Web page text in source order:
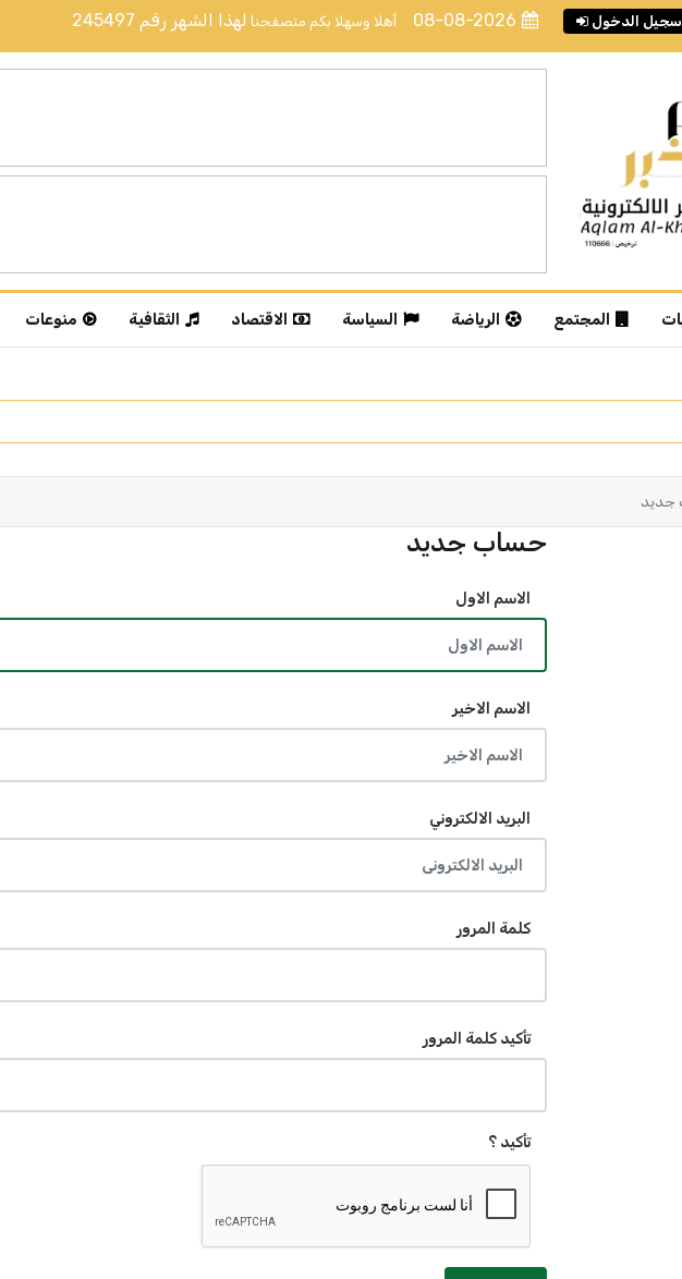
أهلا وسهلا بكم متصفحنا لهذا الشهر رقم 245497 08-08-2026 سجيل الدخول
المجتمع الرياضة السياسة الاقتصاد الثقافية منوعات
حساب جديد
الاسم الاول
الاسم الاخير
البريد الالكتروني
كلمة المرور
تأكيد كلمة المرور
تأكيد ؟